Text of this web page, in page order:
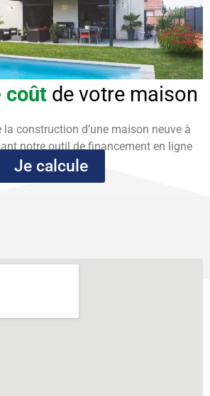
coûtde votre maison
la construction d’une maison neuve à
notre outil de financement en ligne
Je calcule